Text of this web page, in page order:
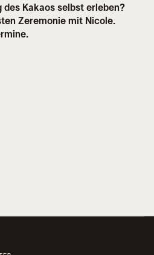
des Kakaos selbst erleben?
Zeremonie mit Nicole.